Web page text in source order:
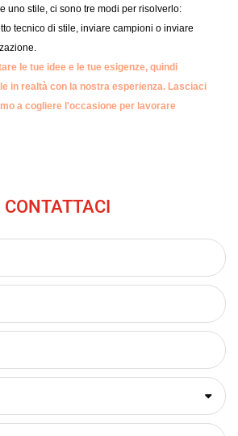
uno stile, ci sono tre modi per risolverlo:
tecnico di stile, inviare campioni o inviare
le tue idee e le tue esigenze, quindi
in realtà con la nostra esperienza.Lasciaci
a cogliere l'occasione per lavorare
CONTATTACI